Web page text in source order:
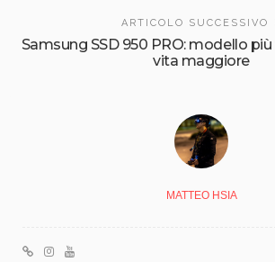
ARTICOLO SUCCESSIVO
Samsung SSD 950 PRO: modello
vita maggiore
MATTEO HSIA